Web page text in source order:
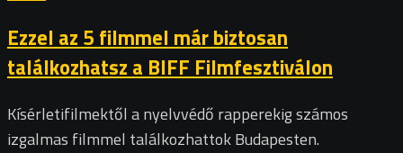
Ezzel az 5 filmmel már biztosan
találkozhatsz a BIFF Filmfesztiválon
Kísérletifilmektől a nyelvvédő rapperekig számos
izgalmas filmmel találkozhattok Budapesten.